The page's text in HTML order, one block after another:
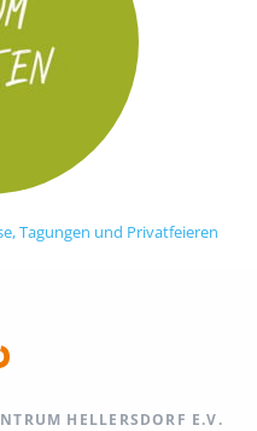
Tagungen und Privatfeieren
HELLERSDORF E.V.